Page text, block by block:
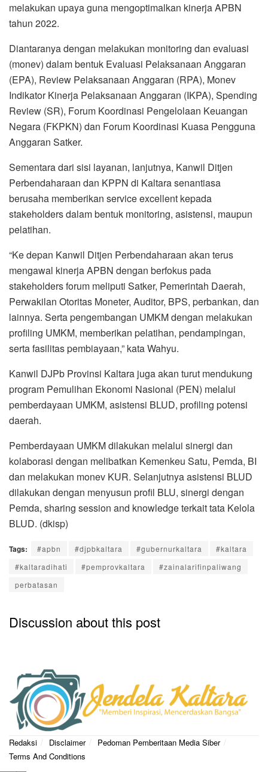
melakukan upaya guna mengoptimalkan kinerja APBN
tahun 2022.
Diantaranya dengan melakukan monitoring dan evaluasi
(monev) dalam bentuk Evaluasi Pelaksanaan Anggaran
(EPA), Review Pelaksanaan Anggaran (RPA), Monev
Indikator Kinerja Pelaksanaan Anggaran (IKPA), Spending
Review (SR), Forum Koordinasi Pengelolaan Keuangan
Negara (FKPKN) dan Forum Koordinasi Kuasa Pengguna
Anggaran Satker.
Sementara dari sisi layanan, lanjutnya, Kanwil Ditjen
Perbendaharaan dan KPPN di Kaltara senantiasa
berusaha memberikan service excellent kepada
stakeholders dalam bentuk monitoring, asistensi, maupun
pelatihan.
“Ke depan Kanwil Ditjen Perbendaharaan akan terus
mengawal kinerja APBN dengan berfokus pada
stakeholders forum meliputi Satker, Pemerintah Daerah,
Perwakilan Otoritas Moneter, Auditor, BPS, perbankan, dan
lainnya. Serta pengembangan UMKM dengan melakukan
profiling UMKM, memberikan pelatihan, pendampingan,
serta fasilitas pembiayaan,” kata Wahyu.
Kanwil DJPb Provinsi Kaltara juga akan turut mendukung
program Pemulihan Ekonomi Nasional (PEN) melalui
pemberdayaan UMKM, asistensi BLUD, profiling potensi
daerah.
Pemberdayaan UMKM dilakukan melalui sinergi dan
kolaborasi dengan melibatkan Kemenkeu Satu, Pemda, BI
dan melakukan monev KUR. Selanjutnya asistensi BLUD
dilakukan dengan menyusun profil BLU, sinergi dengan
Pemda, sharing session and knowledge terkait tata Kelola
BLUD. (dkisp)
Tags: #apbn #djpbkaltara #gubernurkaltara
#kaltara
#kaltaradihati
#pemprovkaltara
#zainalarifinpaliwang
perbatasan
Discussion about this post
Redaksi Disclaimer
Pedoman Pemberitaan Media Siber
Terms And Conditions